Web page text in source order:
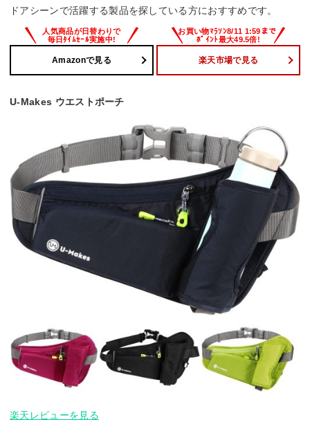
ドアシーンで活躍する製品を探している方におすすめです。
Amazonで見る 楽天市場で見る
U-Makes ウエストポーチ
楽天レビューを見る